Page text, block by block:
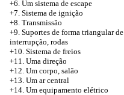
+6. Um sistema de escape
+7. Sistema de ignição
+8. Transmissão
+9. Suportes de forma triangular de
interrupção, rodas
+10. Sistema de freios
+11. Uma direção
+12. Um corpo, salão
+13. Um ar central
+14. Um equipamento elétrico